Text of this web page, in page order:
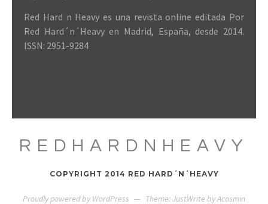
Red Hard n Heavy es una revista online editada Por
Red Hard´n´Heavy en Madrid, España, desde 2014.
ISSN: 2951-9284
REDHARDNHEAVY
COPYRIGHT 2014 RED HARD´N´HEAVY
Proudly powered by WordPress — Theme: JustWrite byAcosmin